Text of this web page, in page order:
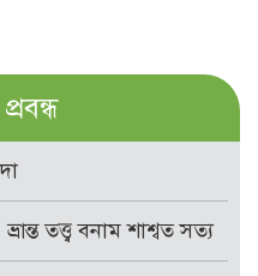
তত্ত্ব বনাম শাশ্বত সত্য